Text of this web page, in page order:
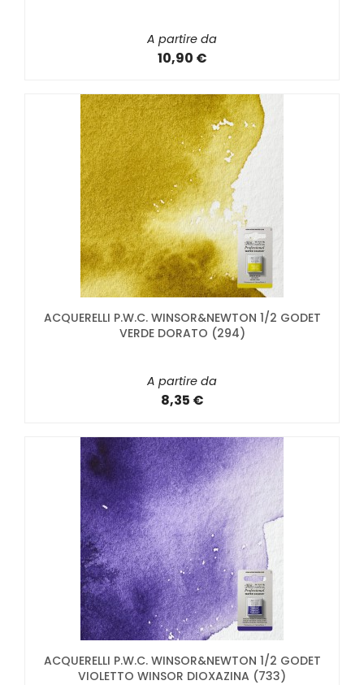
A partire da
10,90 €
ACQUERELLI P.W.C. WINSOR&NEWTON 1/2 GODET
VERDE DORATO (294)
A partire da
8,35 €
ACQUERELLI P.W.C. WINSOR&NEWTON 1/2 GODET
VIOLETTO WINSOR DIOXAZINA (733)